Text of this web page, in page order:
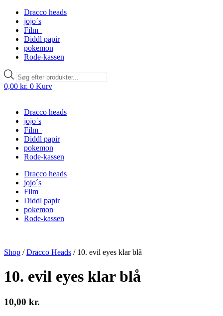
Dracco heads
jojo´s
Film
Diddl papir
pokemon
Rode-kassen
Products
search
0,00 kr. 0 Kurv
Dracco heads
jojo´s
Film
Diddl papir
pokemon
Rode-kassen
Dracco heads
jojo´s
Film
Diddl papir
pokemon
Rode-kassen
Shop /Dracco Heads / 10. evil eyes klar blå
10. evil eyes klar blå
10,00 kr.